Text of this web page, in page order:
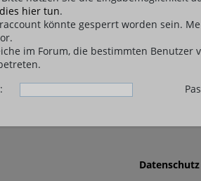
hier tun.
könnte gesperrt worden sein.
im Forum, die bestimmten
Datenschutz